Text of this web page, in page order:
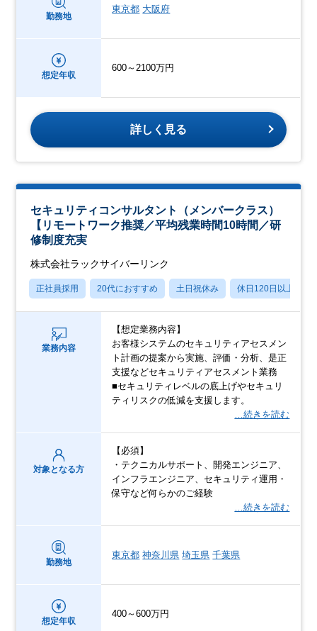
勤務地
東京都 大阪府
想定年収
600～2100万円
詳しく見る
セキュリティコンサルタント（メンバークラス）
【リモートワーク推奨／平均残業時間10時間／研
修制度充実
株式会社ラックサイバーリンク
正社員採用 20代におすすめ 土日祝休み 休日120日以上
業務内容
【想定業務内容】
お客様システムのセキュリティアセスメン
ト計画の提案から実施、評価・分析、是正
支援などセキュリティアセスメント業務
■セキュリティレベルの底上げやセキュリ
ティリスクの低減を支援します。
…続きを読む
対象となる方
【必須】
・テクニカルサポート、開発エンジニア、
インフラエンジニア、セキュリティ運用・
保守など何らかのご経験
…続きを読む
勤務地
東京都 神奈川県 埼玉県 千葉県
想定年収
400～600万円